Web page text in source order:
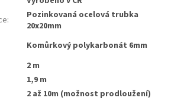
:
Pozinkovaná ocelová trubka
20x20mm
Komůrkový polykarbonát 6mm
2 m
1,9 m
2 až 10m (možnost prodloužení)